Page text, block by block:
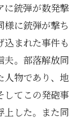
に銃弾が数発撃
様に銃弾が撃ち
込まれた事件も
夫。部落解放同
人物であり、地
してこの発砲事
上した。また同